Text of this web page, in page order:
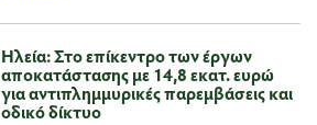
Ηλεία: Στο επίκεντρο των έργων
αποκατάστασης με 14,8 εκατ. ευρώ
για αντιπλημμυρικές παρεμβάσεις και
οδικό δίκτυο